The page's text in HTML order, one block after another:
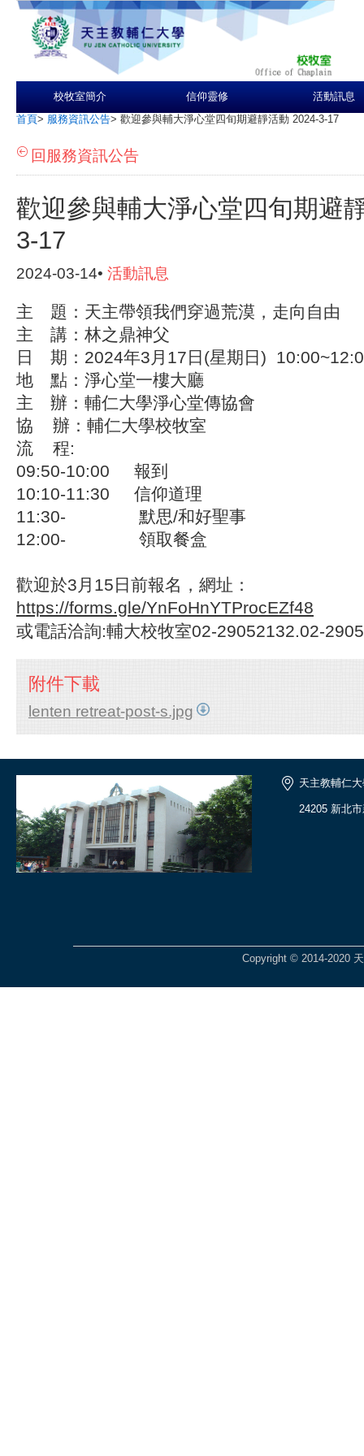
校牧室簡介 信仰靈修 活動訊息
首頁> 服務資訊公告> 歡迎參與輔大淨心堂四旬期避靜活動 2024-3-17
回服務資訊公告
歡迎參與輔大淨心堂四旬期避
3-17
2024-03-14• 活動訊息
主 題：天主帶領我們穿過荒漠，走向自由
主 講：林之鼎神父
日 期：2024年3 月17 日(星期日) 10:00~12:
地 點：淨心堂一樓大廳
主 辦：輔仁大學淨心堂傳協會
協 辦：輔仁大學校牧室
流 程:
09:50-10:00 報到
10:10-11:30 信仰道理
11:30- 默思/和好聖事
12:00- 領取餐盒
歡迎於3 月15日前報名，網址：
https://forms.gle/YnFoHnYTProcEZf48
或電話洽詢:輔大校牧室02-29052132.02-
附件下載
lenten retreat-post-s.jpg
天主教輔仁
24205 新北
Copyright © 2014-2020